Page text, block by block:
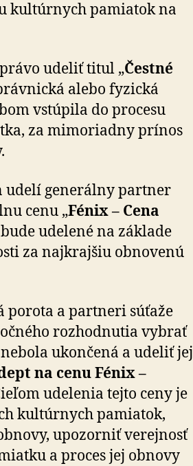
kultúrnych pamiatok na
udeliť titul „Čestné
alebo fyzická
vstúpila do procesu
za mimoriadny prínos
udelí generálny partner
cenu „Fénix – Cena
udelené na základe
za najkrajšiu obnovenú
a partneri súťaže
rozhodnutia vybrať
ukončená a udeliť jej
na cenu Fénix –
udelenia tejto ceny je
kultúrnych pamiatok,
upozorniť verejnosť
a proces jej obnovy